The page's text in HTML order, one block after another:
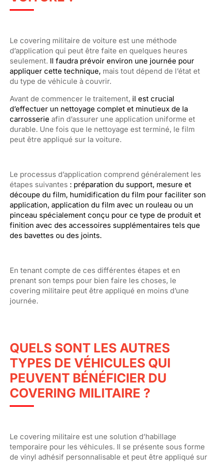
Le covering militaire de voiture est une méthode
d’application qui peut être faite en quelques heures
seulement. Il faudra prévoir environ une journée pour
appliquer cette technique, mais tout dépend de l’état et
du type de véhicule à couvrir.
Avant de commencer le traitement, il est crucial
d’effectuer un nettoyage complet et minutieux de la
carrosserie afin d’assurer une application uniforme et
durable. Une fois que le nettoyage est terminé, le film
peut être appliqué sur la voiture.
Le processus d’application comprend généralement les
étapes suivantes : préparation du support, mesure et
découpe du film, humidification du film pour faciliter son
application, application du film avec un rouleau ou un
pinceau spécialement conçu pour ce type de produit et
finition avec des accessoires supplémentaires tels que
des bavettes ou des joints.
En tenant compte de ces différentes étapes et en
prenant son temps pour bien faire les choses, le
covering militaire peut être appliqué en moins d’une
journée.
QUELS SONT LES AUTRES
TYPES DE VÉHICULES QUI
PEUVENT BÉNÉFICIER DU
COVERING MILITAIRE ?
Le covering militaire est une solution d’habillage
temporaire pour les véhicules. Il se présente sous forme
de vinyl adhésif personnalisable et peut être appliqué sur